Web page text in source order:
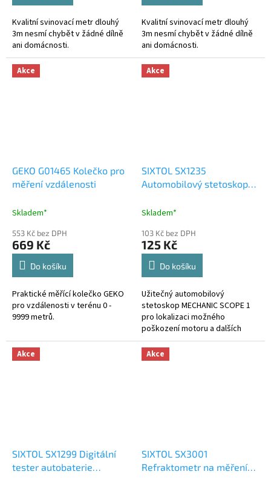
Kvalitní svinovací metr dlouhý
3m nesmí chybět v žádné dílně
ani domácnosti.
Kvalitní svinovací metr dlouhý
3m nesmí chybět v žádné dílně
ani domácnosti.
Akce
GEKO G01465 Kolečko pro
měření vzdálenosti
Skladem*
553 Kč bez DPH
669 Kč
Do košíku
Praktické měřící kolečko GEKO
pro vzdálenosti v terénu 0 -
9999 metrů.
Akce
SIXTOL SX1235
Automobilový stetoskop
Skladem*
103 Kč bez DPH
125 Kč
Do košíku
Užitečný automobilový
stetoskop MECHANIC SCOPE 1
pro lokalizaci možného
poškození motoru a dalších
součástí vozu.
Akce
SIXTOL SX1299 Digitální
tester autobaterie
Akce
SIXTOL SX3001
Refraktometr na měření